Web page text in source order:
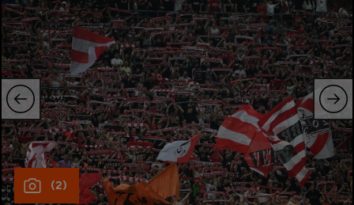
SuperLiga
Liga 2
Cupa României
Echipa Națională
U21
Fotbal feminin
Special
(2)